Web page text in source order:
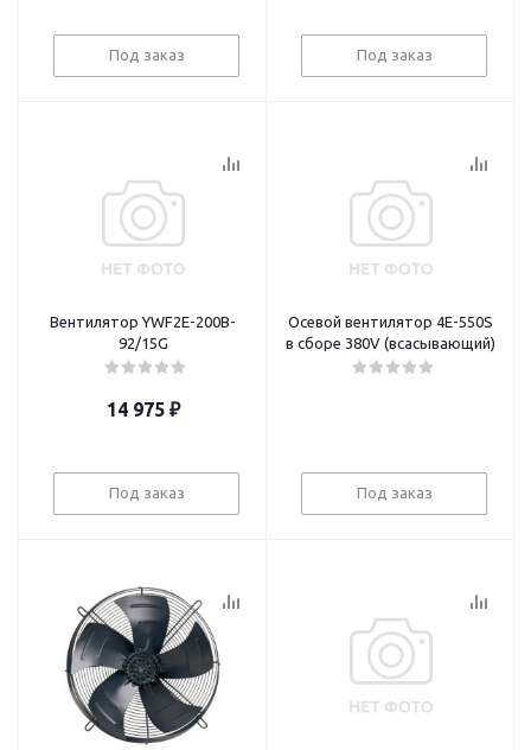
Под заказ Под заказ
Вентилятор YWF2E-200B-
92/15G
14 975₽
Под заказ
Осевой вентилятор 4E-550S
в сборе 380V (всасывающий)
Под заказ